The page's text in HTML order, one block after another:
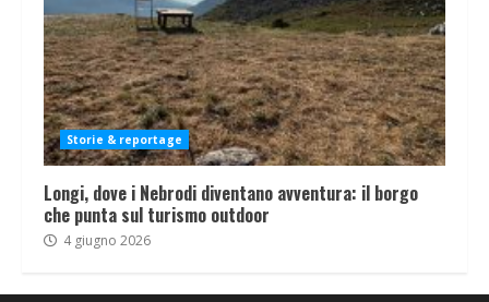
Storie & reportage
Longi, dove i Nebrodi diventano avventura: il borgo
che punta sul turismo outdoor
4 giugno 2026